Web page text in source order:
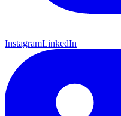
InstagramLinkedIn